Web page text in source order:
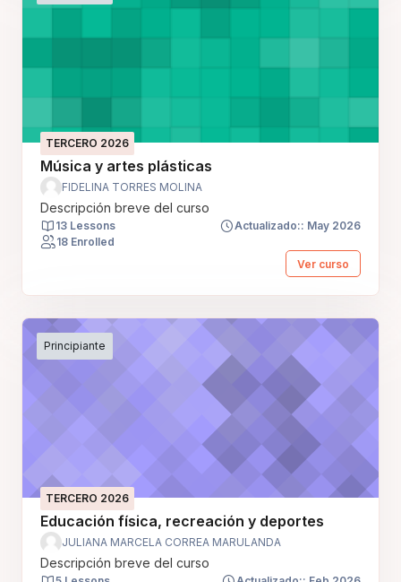
TERCERO 2026
Música y artes plásticas
FIDELINA TORRES MOLINA
Descripción breve del curso
13 Lessons
Actualizado:: May 2026
18 Enrolled
Ver curso
Principiante
TERCERO 2026
Educación física, recreación y deportes
JULIANA MARCELA CORREA MARULANDA
Descripción breve del curso